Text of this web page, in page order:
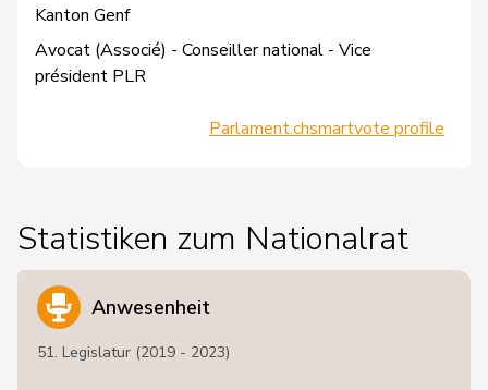
Kanton Genf
Avocat (Associé) - Conseiller national - Vice
président PLR
Parlament.chsmartvote profile
Statistiken zum Nationalrat
Anwesenheit
51. Legislatur (2019 - 2023)